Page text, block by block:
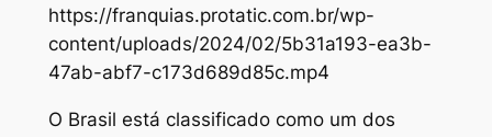
https://franquias.protatic.com.br/wp-
content/uploads/2024/02/5b31a193-ea3b-
47ab-abf7-c173d689d85c.mp4
O Brasil está classificado como um dos